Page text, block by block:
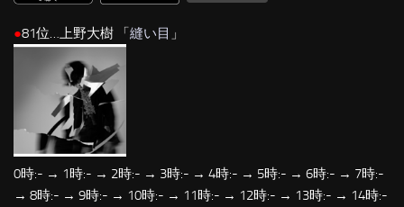
●81位…上野大樹 「縫い目 」
0時:- → 1時:- → 2時:- → 3時:- → 4時:- → 5時:- → 6時:- → 7時:-
→ 8時:- → 9時:- → 10時:- → 11時:- → 12時:- → 13時:- → 14時:-